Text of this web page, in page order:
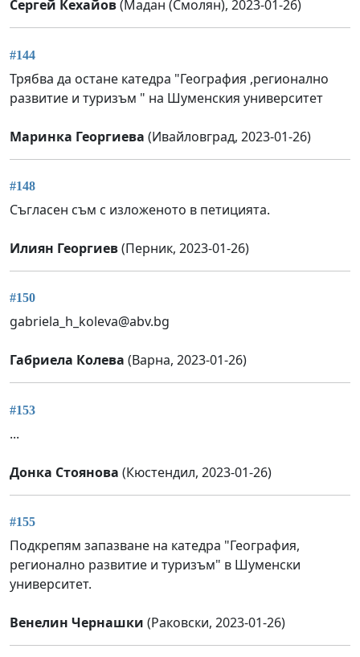
Сергей Кехайов(Мадан (Смолян), 2023-01-26)
#144
Трябва да остане катедра "География ,регионално
развитие и туризъм " на Шуменския университет
Маринка Георгиева (Ивайловград, 2023-01-26)
#148
Съгласен съм с изложеното в петицията.
Илиян Георгиев(Перник, 2023-01-26)
#150
gabriela_h_koleva@abv.bg
Габриела Колева (Варна, 2023-01-26)
#153
...
Донка Стоянова (Кюстендил, 2023-01-26)
#155
Подкрепям запазване на катедра "География,
регионално развитие и туризъм" в Шуменски
университет.
Венелин Чернашки (Раковски, 2023-01-26)